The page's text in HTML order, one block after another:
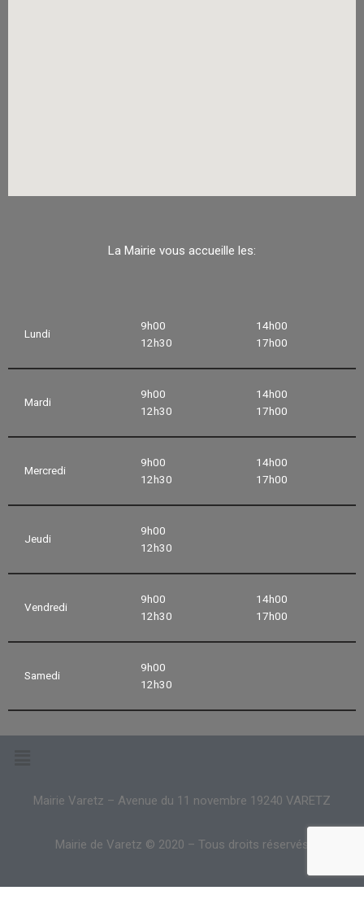
La Mairie vous accueille les:
Lundi
9h00
12h30
14h00
17h00
Mardi
9h00
12h30
14h00
17h00
Mercredi
9h00
12h30
14h00
17h00
Jeudi
9h00
12h30
Vendredi
9h00
12h30
14h00
17h00
Samedi
9h00
12h30
Mairie Varetz – Avenue du 11 novembre 19240 VARETZ
Mairie de Varetz © 2020 – Tous droits réservés